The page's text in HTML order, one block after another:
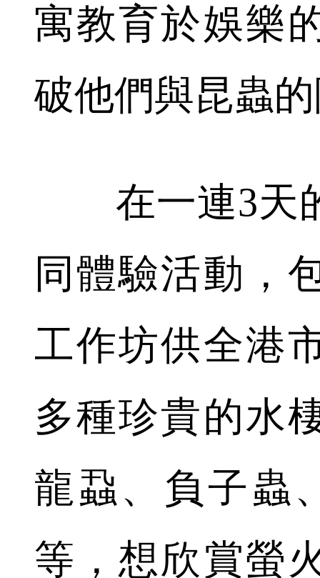
寓教育於娛樂
破他們與昆蟲
在一連3天
同體驗活動，
工作坊供全港
多種珍貴的水
龍蝨、負子蟲
等，想欣賞螢